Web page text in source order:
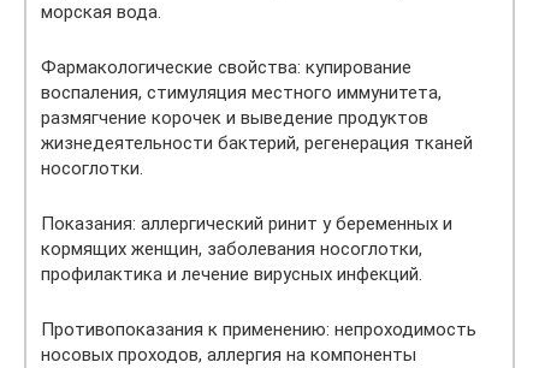
морская вода.
Фармакологические свойства: купирование
воспаления, стимуляция местного иммунитета,
размягчение корочек и выведение продуктов
жизнедеятельности бактерий, регенерация тканей
носоглотки.
Показания: аллергический ринит у беременных и
кормящих женщин, заболевания носоглотки,
профилактика и лечение вирусных инфекций.
Противопоказания к применению: непроходимость
носовых проходов, аллергия на компоненты